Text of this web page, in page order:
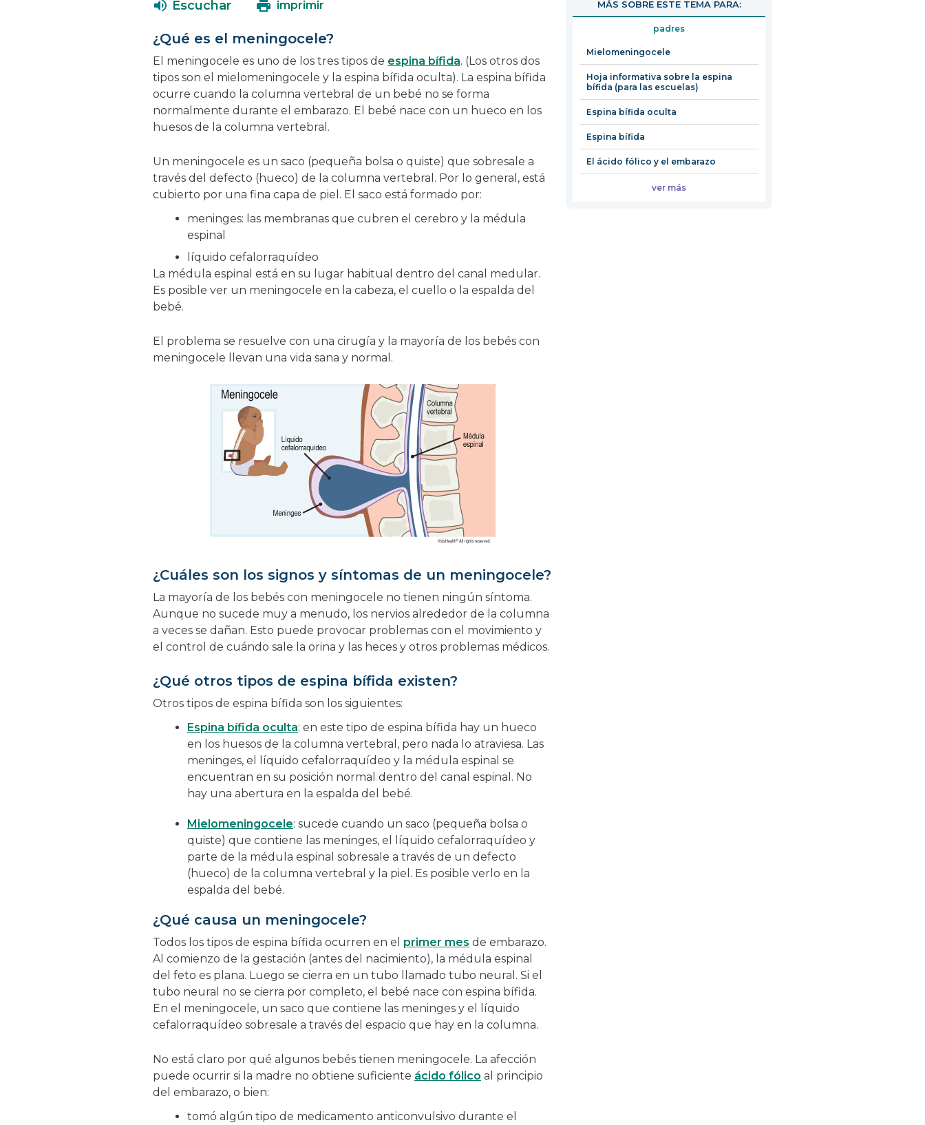
ventana
Escuchar imprimir
¿Qué es el meningocele?
El meningocele es uno de los tres tipos de espina bífida. (Los otros dos
tipos son el mielomeningocele y la espina bífida oculta). La espina bífida
ocurre cuando la columna vertebral de un bebé no se forma
normalmente durante el embarazo. El bebé nace con un hueco en los
huesos de la columna vertebral.
Un meningocele es un saco (pequeña bolsa o quiste) que sobresale a
través del defecto (hueco) de la columna vertebral. Por lo general, está
cubierto por una fina capa de piel. El saco está formado por:
meninges: las membranas que cubren el cerebro y la médula
espinal
líquido cefalorraquídeo
La médula espinal está en su lugar habitual dentro del canal medular.
Es posible ver un meningocele en la cabeza, el cuello o la espalda del
bebé.
El problema se resuelve con una cirugía y la mayoría de los bebés con
meningocele llevan una vida sana y normal.
¿Cuáles son los signos y síntomas de un meningocele?
La mayoría de los bebés con meningocele no tienen ningún síntoma.
Aunque no sucede muy a menudo, los nervios alrededor de la columna
a veces se dañan. Esto puede provocar problemas con el movimiento y
el control de cuándo sale la orina y las heces y otros problemas médicos.
¿Qué otros tipos de espina bífida existen?
Otros tipos de espina bífida son los siguientes:
Espina bífida oculta: en este tipo de espina bífida hay un hueco
en los huesos de la columna vertebral, pero nada lo atraviesa. Las
meninges, el líquido cefalorraquídeo y la médula espinal se
encuentran en su posición normal dentro del canal espinal. No
hay una abertura en la espalda del bebé.
Mielomeningocele: sucede cuando un saco (pequeña bolsa o
quiste) que contiene las meninges, el líquido cefalorraquídeo y
parte de la médula espinal sobresale a través de un defecto
(hueco) de la columna vertebral y la piel. Es posible verlo en la
espalda del bebé.
¿Qué causa un meningocele?
Todos los tipos de espina bífida ocurren en el primer mes de embarazo.
Al comienzo de la gestación (antes del nacimiento), la médula espinal
del feto es plana. Luego se cierra en un tubo llamado tubo neural. Si el
tubo neural no se cierra por completo, el bebé nace con espina bífida.
En el meningocele, un saco que contiene las meninges y el líquido
cefalorraquídeo sobresale a través del espacio que hay en la columna.
No está claro por qué algunos bebés tienen meningocele. La afección
puede ocurrir si la madre no obtiene suficiente ácido fólico al principio
del embarazo, o bien:
tomó algún tipo de medicamento anticonvulsivo durante el
MÁS SOBRE ESTE TEMA PARA:
padres
Mielomeningocele
Hoja informativa sobre la espina
bífida (para las escuelas)
Espina bífida oculta
Espina bífida
El ácido fólico y el embarazo
ver más